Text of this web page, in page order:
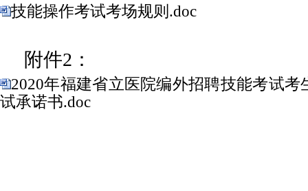
技能操作考试考场规则.doc
附件2：
2020年福建省立医院编外招聘技能考试
试承诺书.doc